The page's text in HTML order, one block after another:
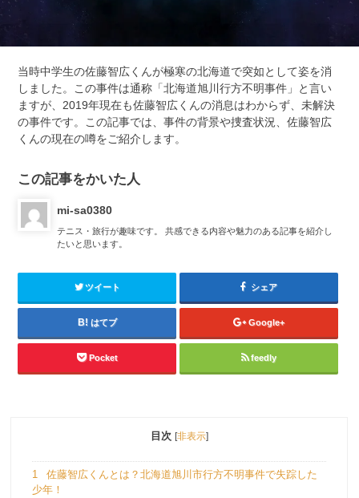
当時中学生の佐藤智広くんが極寒の北海道で突如として姿を消
しました。この事件は通称「北海道旭川行方不明事件」と言い
ますが、2019年現在も佐藤智広くんの消息はわからず、未解決
の事件です。この記事では、事件の背景や捜査状況、佐藤智広
くんの現在の噂をご紹介します。
この記事をかいた人
mi-sa0380
テニス・旅行が趣味です。 共感できる内容や魅力のある記事を紹介し
たいと思います。
ツイート シェア
はてブ Google+
Pocket feedly
目次 [非表示]
1
佐藤智広くんとは？北海道旭川市行方不明事件で失踪した
少年！